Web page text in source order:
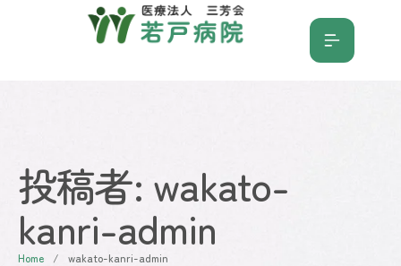
投稿者: wakato-
kanri-admin
Home / wakato-kanri-admin